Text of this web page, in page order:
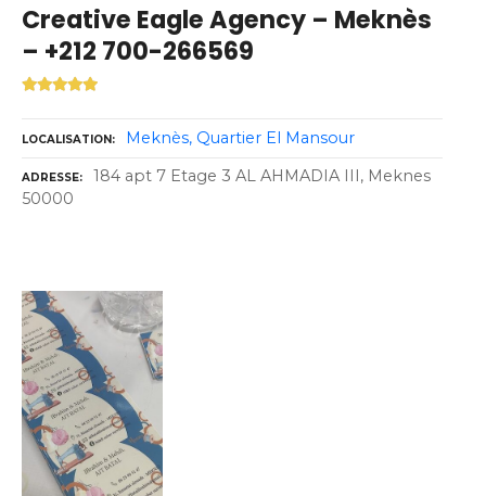
Creative Eagle Agency – Meknès
– +212 700-266569
LOCALISATION Meknès Quartier El Mansour
ADRESSE
184 apt 7 Etage 3 AL AHMADIA III, Meknes
50000